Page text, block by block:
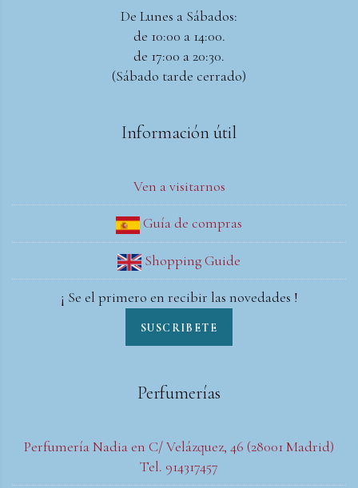
De Lunes a Sábados:
de 10:00 a 14:00.
de 17:00 a 20:30.
(Sábado tarde cerrado)
Información útil
Ven a visitarnos
Guía de compras
Shopping Guide
¡ Se el primero en recibir las novedades !
SUSCRIBETE
Perfumerías
Perfumería Nadia en C/ Velázquez, 46 (28001 Madrid)
Tel. 914317457